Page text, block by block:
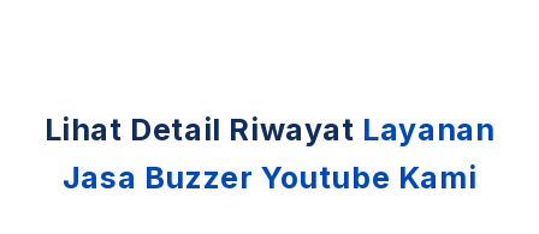
Lihat Detail Riwayat Layanan
Jasa Buzzer Youtube Kami